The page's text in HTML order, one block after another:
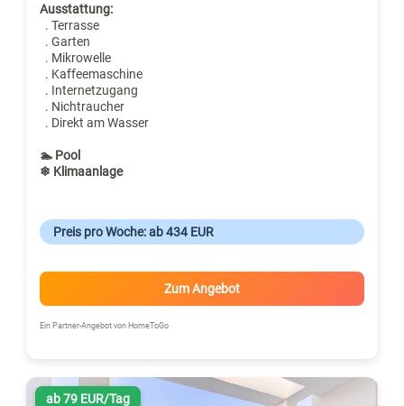
Ausstattung:
. Terrasse
. Garten
. Mikrowelle
. Kaffeemaschine
. Internetzugang
. Nichtraucher
. Direkt am Wasser
🏊 Pool
❄ Klimaanlage
Preis pro Woche: ab 434 EUR
Zum Angebot
Ein Partner-Angebot von HomeToGo
ab 79 EUR/Tag